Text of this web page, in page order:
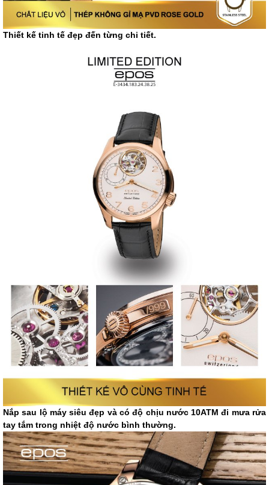
Thiết kế tinh tế đẹp đến từng chi tiết.
Nắp sau lộ máy siêu đẹp và có độ chịu nước 10ATM đi mưa rửa
tay tắm trong nhiệt độ nước bình thường.